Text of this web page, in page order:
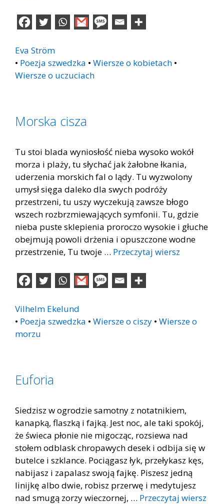
Eva Ström
• Poezja szwedzka • Wiersze o kobietach •
Wiersze o uczuciach
Morska cisza
Tu stoi blada wyniosłość nieba wysoko wokół
morza i plaży, tu słychać jak żałobne łkania,
uderzenia morskich fal o lądy. Tu wyzwolony
umysł sięga daleko dla swych podróży
przestrzeni, tu uszy wyczekują zawsze błogo
wszech rozbrzmiewających symfonii. Tu, gdzie
nieba puste sklepienia proroczo wysokie i głuche
obejmują powoli drżenia i opuszczone wodne
przestrzenie, Tu twoje … Przeczytaj wiersz
Vilhelm Ekelund
• Poezja szwedzka • Wiersze o ciszy • Wiersze o
morzu
Euforia
Siedzisz w ogrodzie samotny z notatnikiem,
kanapką, flaszką i fajką. Jest noc, ale taki spokój,
że świeca płonie nie migocząc, rozsiewa nad
stołem odblask chropawych desek i odbija się w
butelce i szklance. Pociągasz łyk, przełykasz kęs,
nabijasz i zapalasz swoją fajkę. Piszesz jedną
linijkę albo dwie, robisz przerwę i medytujesz
nad smugą zorzy wieczornej, … Przeczytaj wiersz